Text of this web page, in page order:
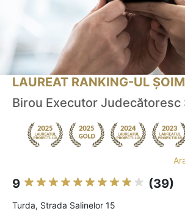
LAUREAT RANKING-UL
Birou Executor Judecătoresc
9 (39)
Turda, Strada Salinelor 15